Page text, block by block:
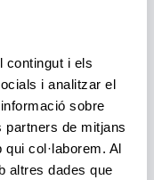
contingut i els
i analitzar el
sobre
de mitjans
col·laborem. Al
altres dades que
cràter del
Laprimera nit, els
I lasegona nit,vam
màgica que